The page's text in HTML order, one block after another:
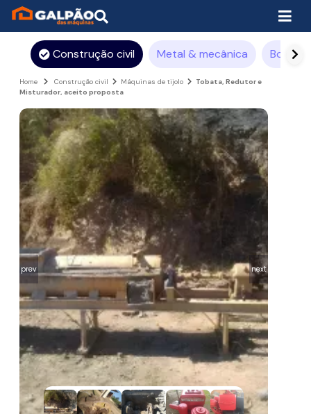
Construção civil Metal & mecânica
Home Construção civil Máquinas de tijolo
Tobata, Redutor e
Misturador, aceito proposta
prev next